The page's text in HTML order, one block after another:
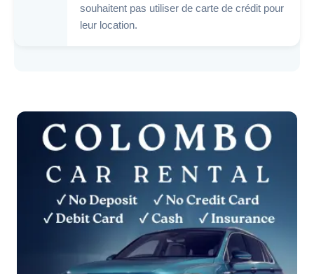
souhaitent pas utiliser de carte de crédit pour
leur location.